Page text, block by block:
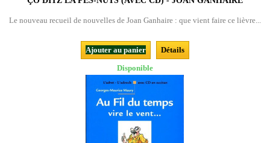
Le nouveau recueil de nouvelles de Joan Ganhaire : que vient faire ce lièvre...
Ajouter au panier
Détails
Disponible